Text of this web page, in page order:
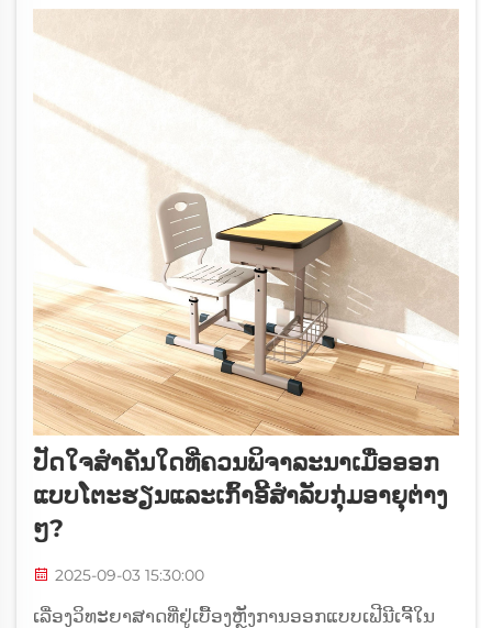
ປັດໃຈສໍາຄັນໃດທີ່ຄວນພິຈາລະນາເມື່ອອອກ
ແບບໂຕະຮຽນແລະເກົ້າອີ້ສໍາລັບກຸ່ມອາຍຸຕ່າງ
ໆ?
2025-09-03 15:30:00
ເລື່ອງວິທະຍາສາດທີ່ຢູ່ເບື້ອງຫຼັງການອອກແບບເຟີນີເຈີ້ໃນ